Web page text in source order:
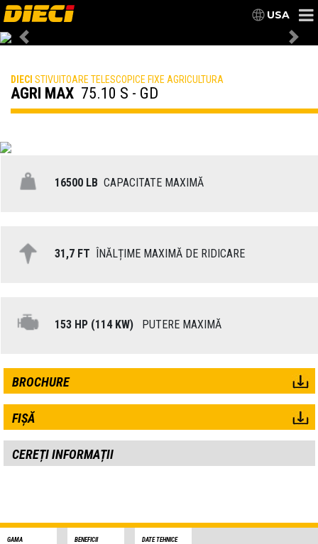
USA
Previous
DIECI STIVUITOARE TELESCOPICE FIXE AGRICULTURA
AGRI MAX 75.10 S - GD
16500 LB CAPACITATE MAXIMĂ
31,7 FT ÎNĂLȚIME MAXIMĂ DE RIDICARE
153 HP (114 KW) PUTERE MAXIMĂ
BROCHURE
FIȘĂ
CEREȚI INFORMAȚII
GAMA BENEFICII DATE TEHNICE